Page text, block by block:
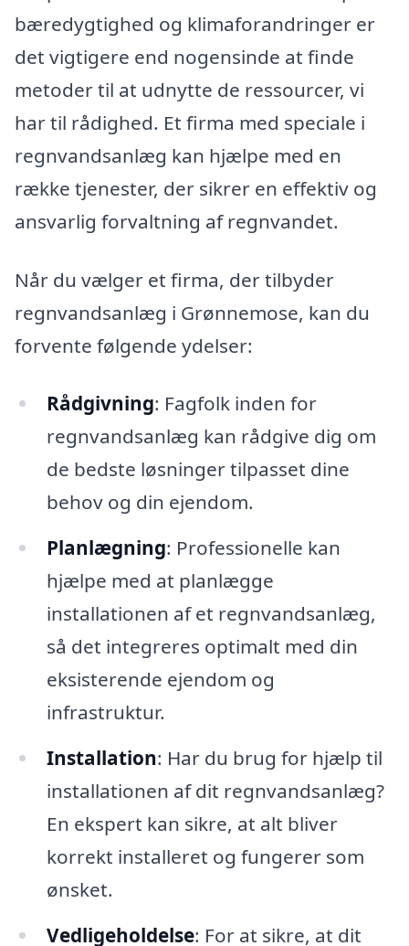
bæredygtighed og klimaforandringer er
det vigtigere end nogensinde at finde
metoder til at udnytte de ressourcer, vi
har til rådighed. Et firma med speciale i
regnvandsanlæg kan hjælpe med en
række tjenester, der sikrer en effektiv og
ansvarlig forvaltning af regnvandet.
Når du vælger et firma, der tilbyder
regnvandsanlæg i Grønnemose, kan du
forvente følgende ydelser:
Rådgivning: Fagfolk inden for
regnvandsanlæg kan rådgive dig om
de bedste løsninger tilpasset dine
behov og din ejendom.
Planlægning: Professionelle kan
hjælpe med at planlægge
installationen af et regnvandsanlæg,
så det integreres optimalt med din
eksisterende ejendom og
infrastruktur.
Installation: Har du brug for hjælp til
installationen af dit regnvandsanlæg?
En ekspert kan sikre, at alt bliver
korrekt installeret og fungerer som
ønsket.
Vedligeholdelse: For at sikre, at dit